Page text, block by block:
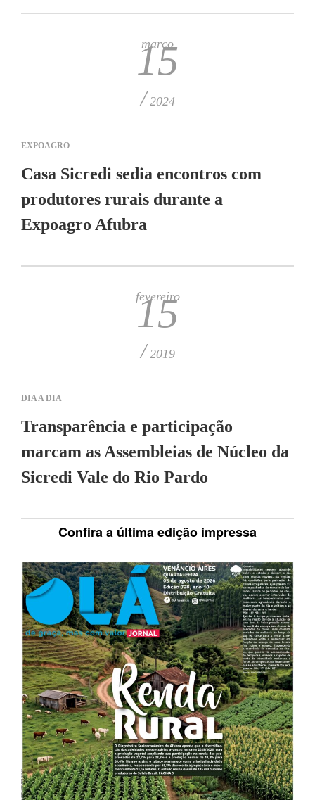
março
15
/ 2024
EXPOAGRO
Casa Sicredi sedia encontros com
produtores rurais durante a
Expoagro Afubra
fevereiro
15
/ 2019
DIA A DIA
Transparência e participação
marcam as Assembleias de Núcleo da
Sicredi Vale do Rio Pardo
Confira a última edição impressa